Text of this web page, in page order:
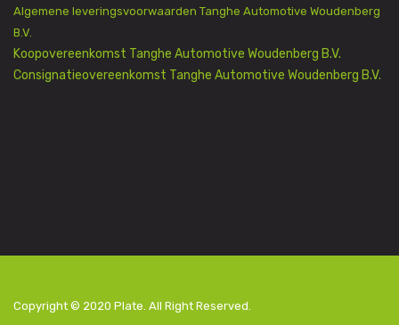
Algemene leveringsvoorwaarden Tanghe Automotive Woudenberg
B.V.
Koopovereenkomst Tanghe Automotive Woudenberg B.V.
Consignatieovereenkomst Tanghe Automotive Woudenberg B.V.
Copyright © 2020 Plate. All Right Reserved.